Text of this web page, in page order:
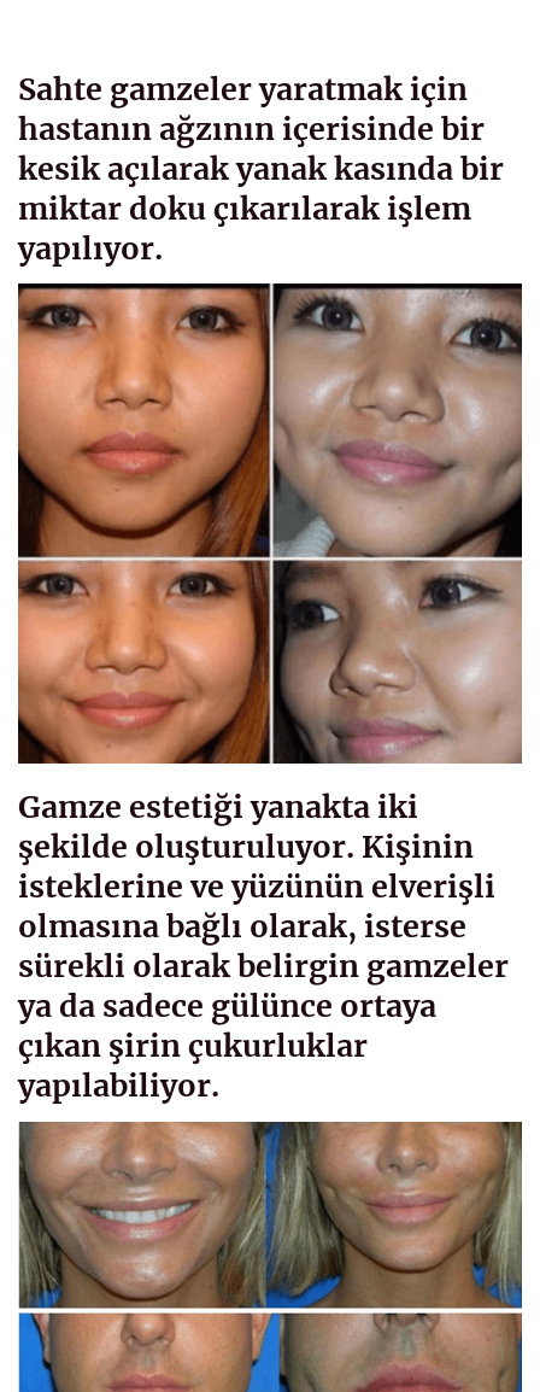
Sahte gamzeler yaratmak için
hastanın ağzının içerisinde bir
kesik açılarak yanak kasında bir
miktar doku çıkarılarak işlem
yapılıyor.
Gamze estetiği yanakta iki
şekilde oluşturuluyor. Kişinin
isteklerine ve yüzünün elverişli
olmasına bağlı olarak, isterse
sürekli olarak belirgin gamzeler
ya da sadece gülünce ortaya
çıkan şirin çukurluklar
yapılabiliyor.